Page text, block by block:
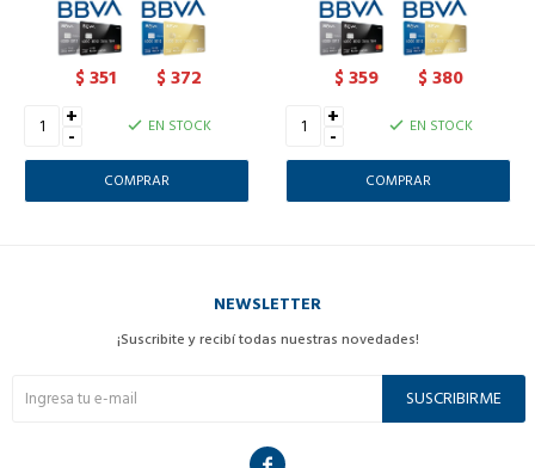
$351 $372
+
- EN STOCK
$359 $380
+
- EN STOCK
NEWSLETTER
¡Suscribite y recibí todas nuestras novedades!
SUSCRIBIRME